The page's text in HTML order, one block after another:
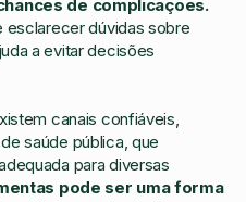
de complicações.
esclarecer dúvidas sobre
a evitar decisões
canais confiáveis,
saúde pública, que
para diversas
pode ser uma forma